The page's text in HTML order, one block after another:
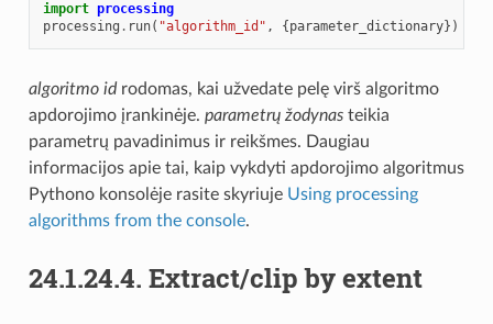
import processing
processing . run( "algorithm_id" , { parameter_dictionary})
algoritmo idrodomas, kai užvedate pelę virš algoritmo
apdorojimo įrankinėje. parametrų žodynasteikia
parametrų pavadinimus ir reikšmes. Daugiau
informacijos apie tai, kaip vykdyti apdorojimo algoritmus
Pythono konsolėje rasite skyriuje Using processing
algorithms from the console.
24.1.24.4. Extract/clip by extent